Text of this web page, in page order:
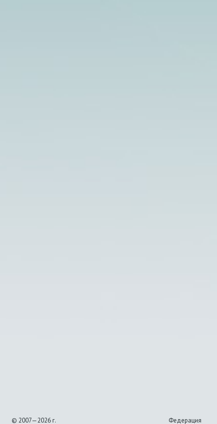
© 2007—2026 г.
Федерация